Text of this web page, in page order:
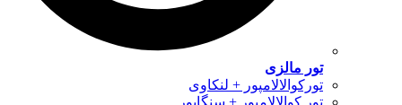
تور مالزی
تورکوالالامپور + لنکاوی